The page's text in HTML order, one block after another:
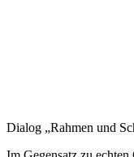
Dialog „Rahmen und